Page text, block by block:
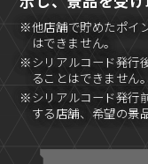
※他店舗で貯めたポイ
はできません。
※シリアルコード発行
ることはできません。
※シリアルコード発行
する店舗、希望の景